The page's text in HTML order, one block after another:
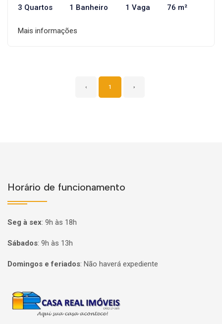
3 Quartos 1 Banheiro 1 Vaga 76 m²
Mais informações
‹ 1 ›
Horário de funcionamento
Seg à sex: 9h às 18h
Sábados: 9h às 13h
Domingos e feriados: Não haverá expediente
Página inicial